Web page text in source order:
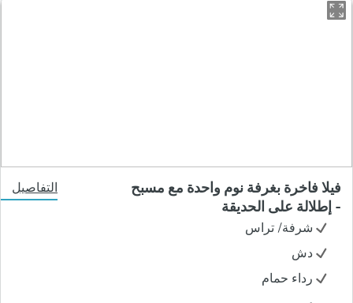
فيلا فاخرة بغرفة نوم واحدة مع مسبح
- إطلالة على الحديقة
التفاصيل
شرفة/ تراس
دش
رداء حمام